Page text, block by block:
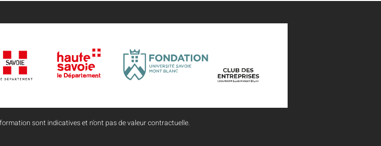
sont indicatives et n'ont pas de valeur contractuelle.